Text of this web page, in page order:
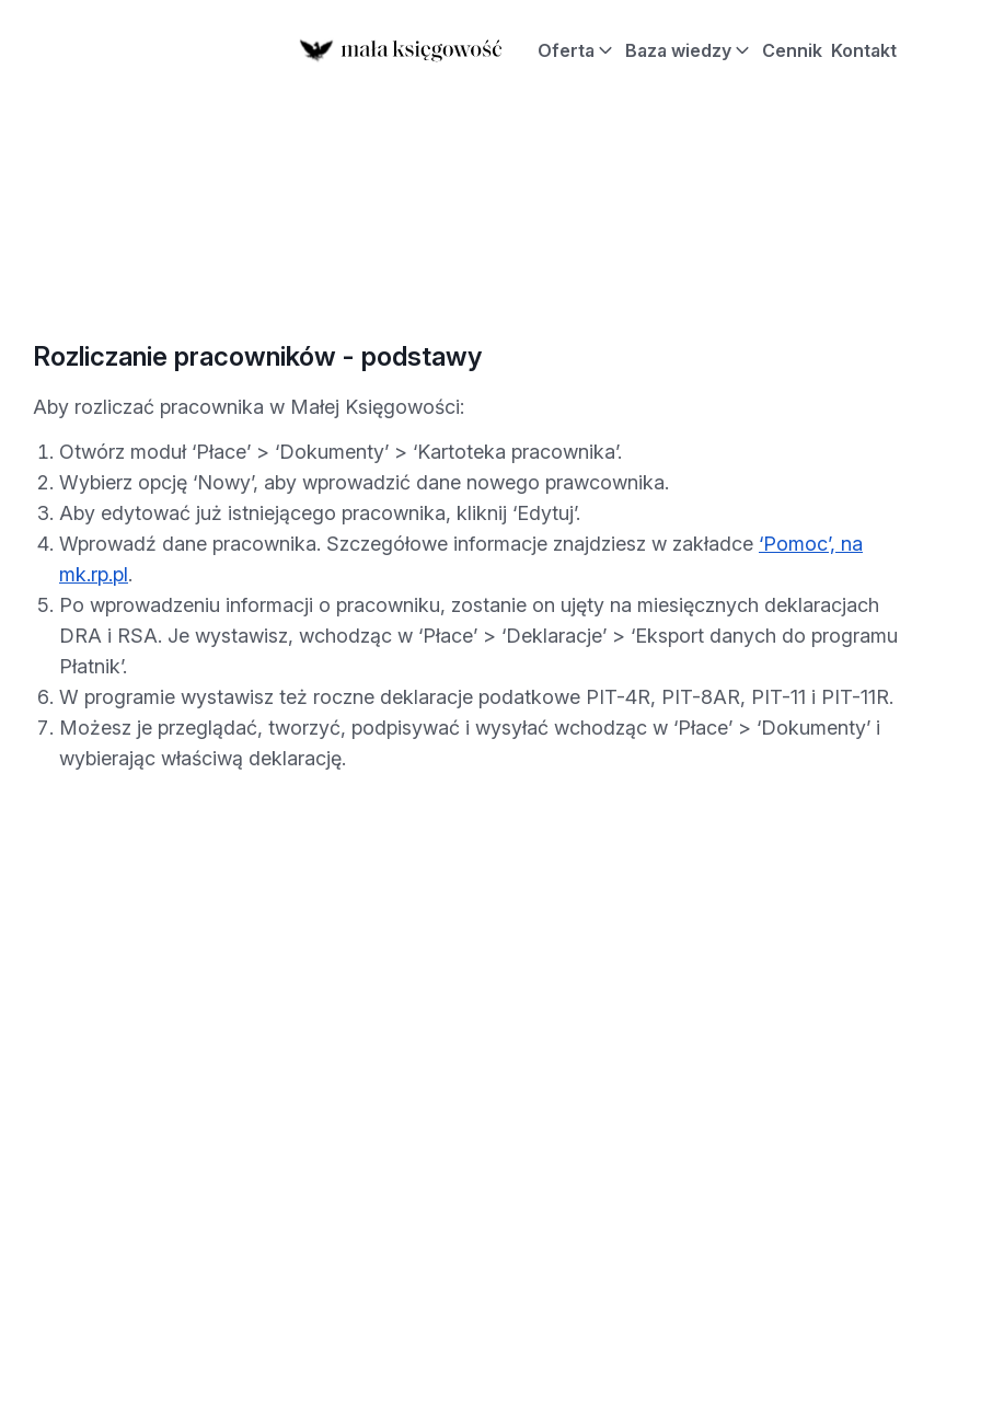
Oferta Baza wiedzy Cennik Kontakt
Rozliczanie pracowników - podstawy
Aby rozliczać pracownika w Małej Księgowości:
Otwórz moduł ‘Płace’ > ‘Dokumenty’ > ‘Kartoteka pracownika’.
Wybierz opcję ‘Nowy’, aby wprowadzić dane nowego prawcownika.
Aby edytować już istniejącego pracownika, kliknij ‘Edytuj’.
Wprowadź dane pracownika. Szczegółowe informacje znajdziesz w zakładce ‘Pomoc’, na
mk.rp.pl.
Po wprowadzeniu informacji o pracowniku, zostanie on ujęty na miesięcznych deklaracjach
DRA i RSA. Je wystawisz, wchodząc w ‘Płace’ > ‘Deklaracje’ > ‘Eksport danych do programu
Płatnik’.
W programie wystawisz też roczne deklaracje podatkowe PIT-4R, PIT-8AR, PIT-11 i PIT-11R.
Możesz je przeglądać, tworzyć, podpisywać i wysyłać wchodząc w ‘Płace’ > ‘Dokumenty’ i
wybierając właściwą deklarację.